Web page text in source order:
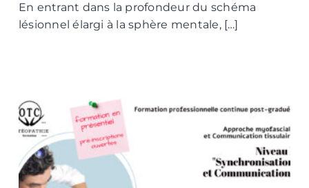
En entrant dans la profondeur du schéma
lésionnel élargi à la sphère mentale, […]